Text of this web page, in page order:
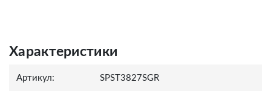
Характеристики
Артикул: SPST3827SGR